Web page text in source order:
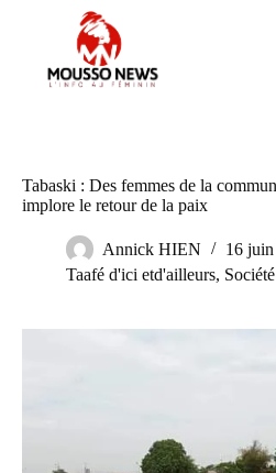
Tabaski : Des femmes de la
implore le retour de la paix
Annick HIEN
16
Taafé d'ici etd'ailleurs, Société